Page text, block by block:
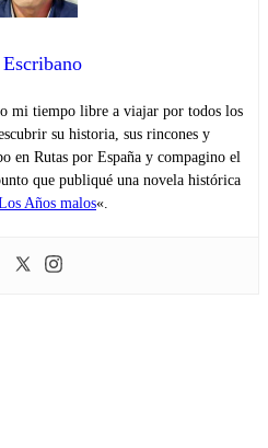
Escribano
mi tiempo libre a viajar por todos los
su historia, sus rincones y
en Rutas por España y compagino el
que publiqué una novela histórica
Años malos«.